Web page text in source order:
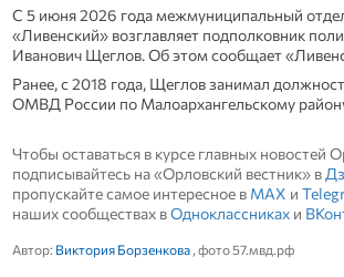
С 5 июня 2026 года межмуниципальный
«Ливенский» возглавляет подполковник
Иванович Щеглов. Об этом сообщает
Ранее, с 2018 года, Щеглов занимал
ОМВД России по Малоархангельскому
Чтобы оставаться в курсе главных новостей
подписывайтесь на «Орловский вестник» в
пропускайте самое интересное в MAX и
наших сообществах вОдноклассникахи
Автор: Виктория Борзенкова, фото 57.мвд.рф